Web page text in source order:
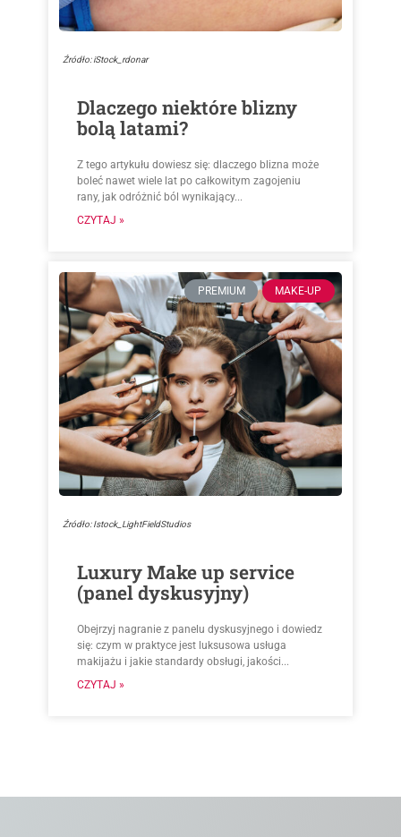
Źródło: iStock_rdonar
Dlaczego niektóre blizny
bolą latami?
Z tego artykułu dowiesz się: dlaczego blizna może
boleć nawet wiele lat po całkowitym zagojeniu
rany, jak odróżnić ból wynikający...
CZYTAJ »
PREMIUM MAKE-UP
Źródło: Istock_LightFieldStudios
Luxury Make up service
(panel dyskusyjny)
Obejrzyj nagranie z panelu dyskusyjnego i dowiedz
się: czym w praktyce jest luksusowa usługa
makijażu i jakie standardy obsługi, jakości...
CZYTAJ »